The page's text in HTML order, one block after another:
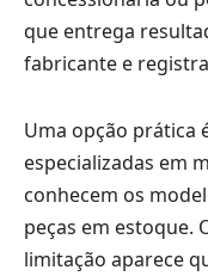
que entrega
fabricante e
Uma opção prática
especializadas em
conhecem os
peças em estoque.
limitação aparece